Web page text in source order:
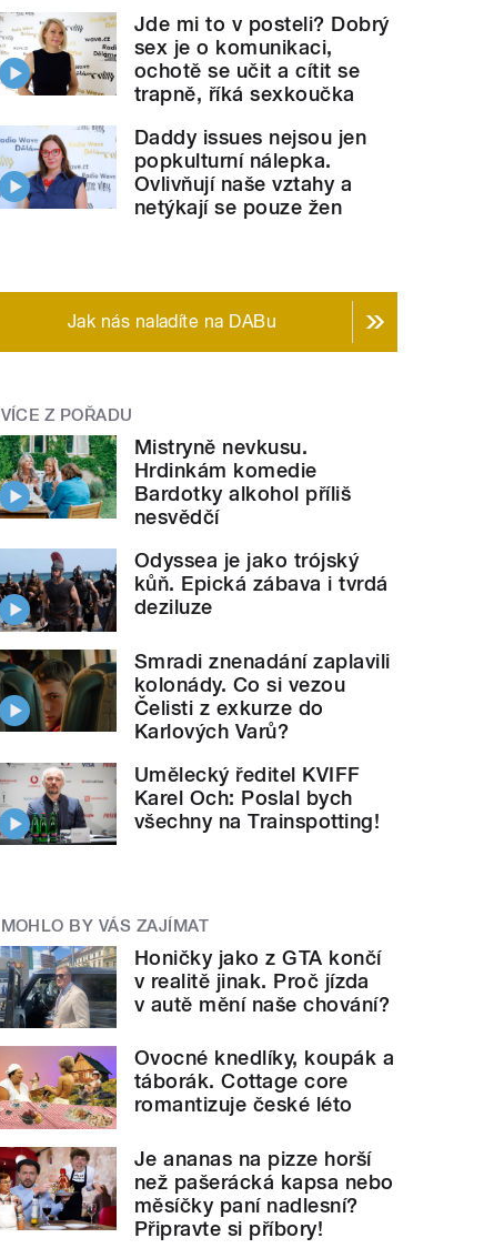
Jde mi to v posteli? Dobrý
sex je o komunikaci,
ochotě se učit a cítit se
trapně, říká sexkoučka
Daddy issues nejsou jen
popkulturní nálepka.
Ovlivňují naše vztahy a
netýkají se pouze žen
Jak nás naladíte na DABu
VÍCE Z POŘADU
Mistryně nevkusu.
Hrdinkám komedie
Bardotky alkohol příliš
nesvědčí
Odyssea je jako trójský
kůň. Epická zábava i tvrdá
deziluze
Smradi znenadání zaplavili
kolonády. Co si vezou
Čelisti z exkurze do
Karlových Varů?
Umělecký ředitel KVIFF
Karel Och: Poslal bych
všechny na Trainspotting!
MOHLO BY VÁS ZAJÍMAT
Honičky jako z GTA končí
v realitě jinak. Proč jízda
v autě mění naše chování?
Ovocné knedlíky, koupák a
táborák. Cottage core
romantizuje české léto
Je ananas na pizze horší
než pašerácká kapsa nebo
měsíčky paní nadlesní?
Připravte si příbory!